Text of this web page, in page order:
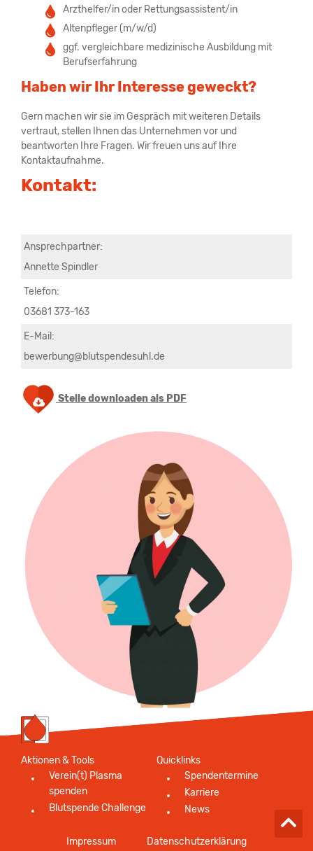
Arzthelfer/in oder Rettungsassistent/in
Altenpfleger (m/w/d)
ggf. vergleichbare medizinische Ausbildung mit
Berufserfahrung
Haben wir Ihr Interesse geweckt?
Gern machen wir sie im Gespräch mit weiteren Details
vertraut, stellen Ihnen das Unternehmen vor und
beantworten Ihre Fragen. Wir freuen uns auf Ihre
Kontaktaufnahme.
Kontakt:
Ansprechpartner:
Annette Spindler
Telefon:
03681 373-163
E-Mail:
bewerbung@blutspendesuhl.de
Stelle downloaden als PDF
Aktionen & Tools
Verein(t) Plasma
spenden
Blutspende Challenge
Quicklinks
Spendentermine
Karriere
News
Impressum Datenschutzerklärung